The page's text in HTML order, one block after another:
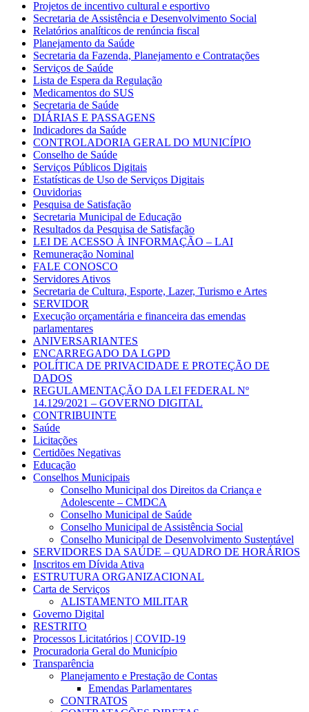
Projetos de incentivo cultural e esportivo
Secretaria de Assistência e Desenvolvimento Social
Relatórios analíticos de renúncia fiscal
Planejamento da Saúde
Secretaria da Fazenda, Planejamento e Contratações
Serviços de Saúde
Lista de Espera da Regulação
Medicamentos do SUS
Secretaria de Saúde
DIÁRIAS E PASSAGENS
Indicadores da Saúde
CONTROLADORIA GERAL DO MUNICÍPIO
Conselho de Saúde
Serviços Públicos Digitais
Estatísticas de Uso de Serviços Digitais
Ouvidorias
Pesquisa de Satisfação
Secretaria Municipal de Educação
Resultados da Pesquisa de Satisfação
LEI DE ACESSO À INFORMAÇÃO – LAI
Remuneração Nominal
FALE CONOSCO
Servidores Ativos
Secretaria de Cultura, Esporte, Lazer, Turismo e Artes
SERVIDOR
Execução orçamentária e financeira das emendas
parlamentares
ANIVERSARIANTES
ENCARREGADO DA LGPD
POLÍTICA DE PRIVACIDADE E PROTEÇÃO DE
DADOS
REGULAMENTAÇÃO DA LEI FEDERAL Nº
14.129/2021 – GOVERNO DIGITAL
CONTRIBUINTE
Saúde
Licitações
Certidões Negativas
Educação
Conselhos Municipais
Conselho Municipal dos Direitos da Criança e
Adolescente – CMDCA
Conselho Municipal de Saúde
Conselho Municipal de Assistência Social
Conselho Municipal de Desenvolvimento Sustentável
SERVIDORES DA SAÚDE – QUADRO DE HORÁRIOS
Inscritos em Dívida Ativa
ESTRUTURA ORGANIZACIONAL
Carta de Serviços
ALISTAMENTO MILITAR
Governo Digital
RESTRITO
Processos Licitatórios | COVID-19
Procuradoria Geral do Município
Transparência
Planejamento e Prestação de Contas
Emendas Parlamentares
CONTRATOS